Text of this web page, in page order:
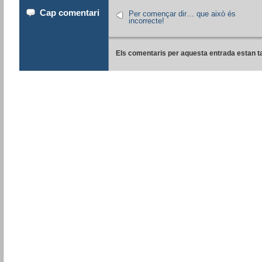
Cap comentari
Per començar dir… que això és
incorrecte!
Els comentaris per aquesta entrada estan